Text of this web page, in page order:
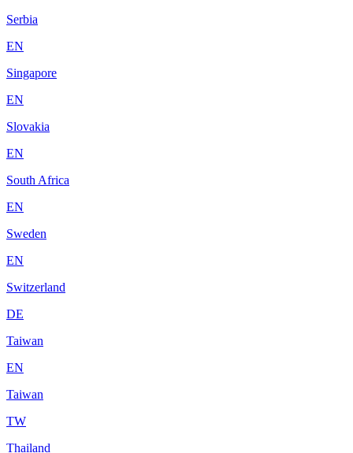
Serbia
EN
Singapore
EN
Slovakia
EN
South Africa
EN
Sweden
EN
Switzerland
DE
Taiwan
EN
Taiwan
TW
Thailand